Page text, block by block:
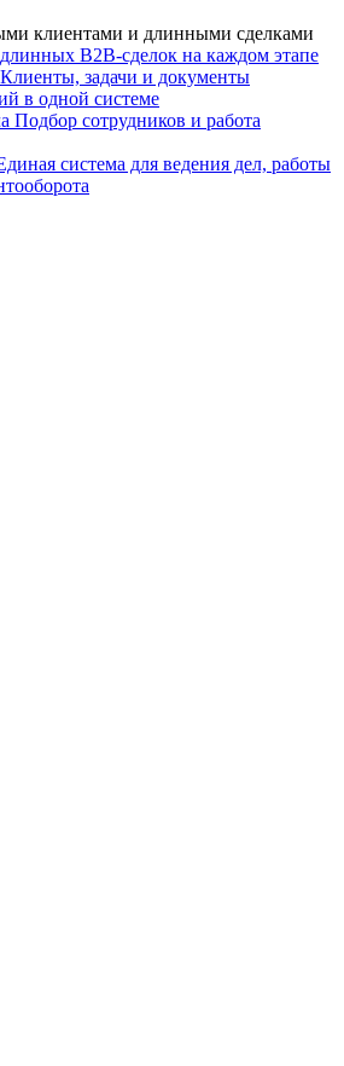
клиентами и длинными сделками
B2B-сделок на каждом этапе
Клиенты, задачи и документы
в одной системе
Подбор сотрудников и работа
система для ведения дел, работы